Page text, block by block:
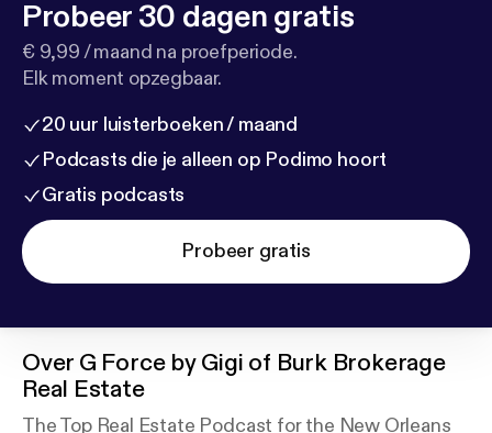
Probeer 30 dagen gratis
€ 9,99 / maand na proefperiode.
Elk moment opzegbaar.
20 uur luisterboeken / maand
Podcasts die je alleen op Podimo hoort
Gratis podcasts
Probeer gratis
Over G Force by Gigi of Burk Brokerage
Real Estate
The Top Real Estate Podcast for the New Orleans